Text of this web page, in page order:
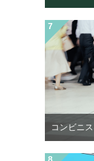
コンビニ